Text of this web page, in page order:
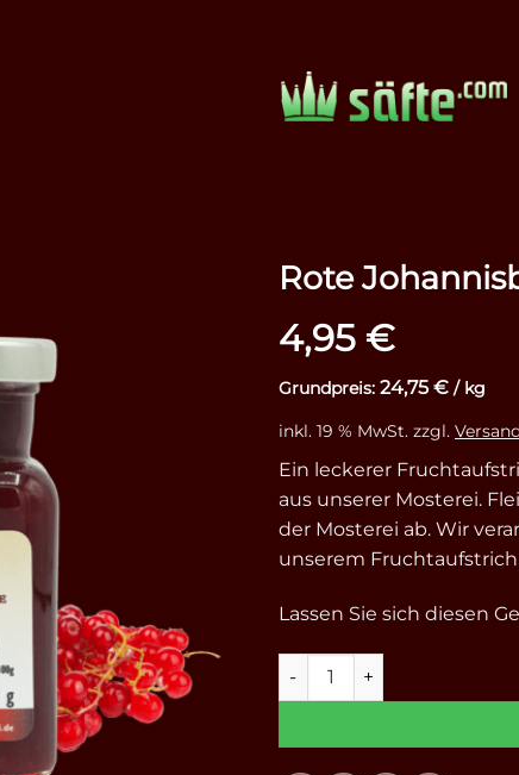
Rote
4,95 €
Grundpreis: 24,75 € / kg
inkl. 19 % MwSt. zzgl.
Ein leckerer
aus unserer Mosterei.
der Mosterei ab. Wir
unserem
Lassen Sie sich diesen
Rote Johannisbeere -